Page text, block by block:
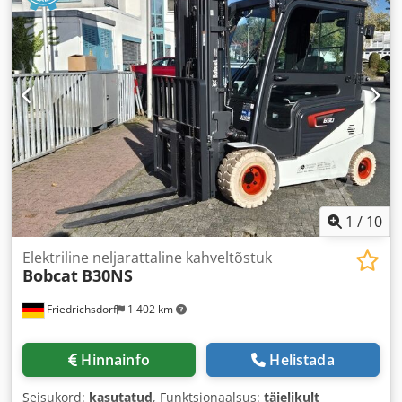
1 / 10
Friedrichsdorf 1 402 km
Elektriline neljarattaline kahveltõstuk
Bobcat B30NS
Hinnainfo Helistada
Seisukord: kasutatud, Funktsionaalsus: täielikult